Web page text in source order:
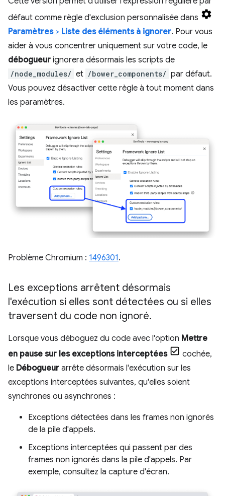
défaut comme règle d'exclusion personnalisée dans
Paramètres> Liste des éléments à ignorer. Pour vous
aider à vous concentrer uniquement sur votre code, le
débogueur ignorera désormais les scripts de
/node_modules/ et /bower_components/ par défaut.
Vous pouvez désactiver cette règle à tout moment dans
les paramètres.
Problème Chromium : 1496301.
Les exceptions arrêtent désormais
l'exécution si elles sont détectées ou si elles
traversent du code non ignoré.
Lorsque vous déboguez du code avec l'option Mettre
en pause sur les exceptions interceptées
cochée,
le Débogueur arrête désormais l'exécution sur les
exceptions interceptées suivantes, qu'elles soient
synchrones ou asynchrones :
Exceptions détectées dans les frames non ignorés
de la pile d'appels.
Exceptions interceptées qui passent par des
frames non ignorés dans la pile d'appels. Par
exemple, consultez la capture d'écran.